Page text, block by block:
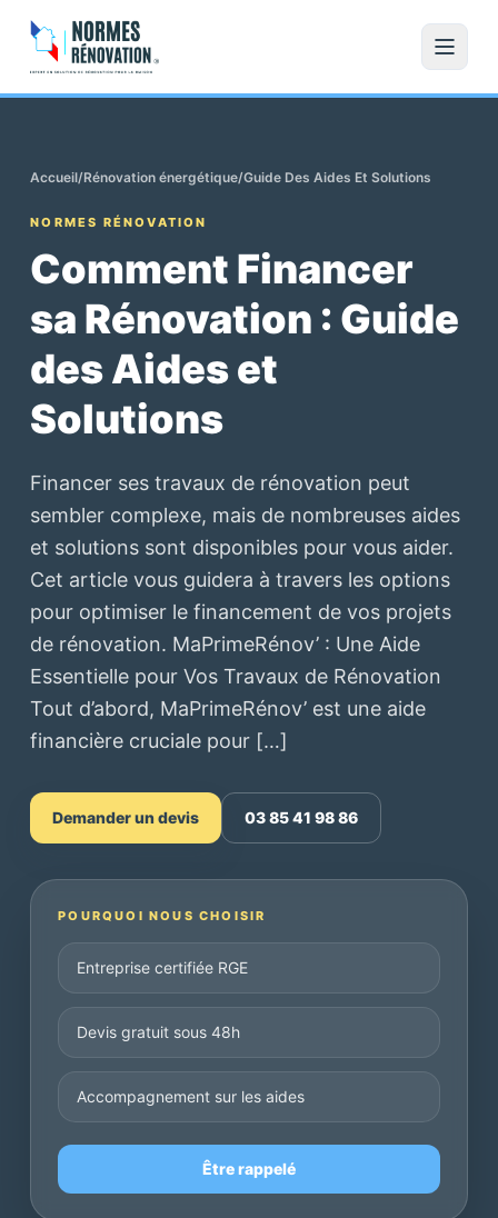
Accueil/Rénovation énergétique/Guide Des Aides Et Solutions
NORMES RÉNOVATION
Comment Financer
sa Rénovation : Guide
des Aides et
Solutions
Financer ses travaux de rénovation peut
sembler complexe, mais de nombreuses aides
et solutions sont disponibles pour vous aider.
Cet article vous guidera à travers les options
pour optimiser le financement de vos projets
de rénovation. MaPrimeRénov’ : Une Aide
Essentielle pour Vos Travaux de Rénovation
Tout d’abord, MaPrimeRénov’ est une aide
financière cruciale pour […]
Demander un devis 03 85 41 98 86
POURQUOI NOUS CHOISIR
Entreprise certifiée RGE
Devis gratuit sous 48h
Accompagnement sur les aides
Être rappelé